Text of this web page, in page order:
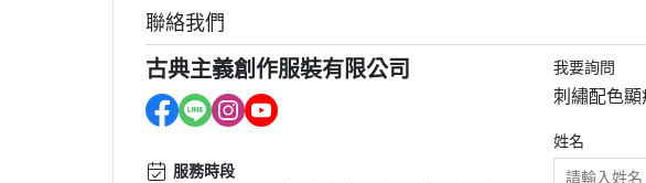
聯絡我們
古典主義創作服裝有限公司
服務時段
我要詢問
刺繡配色顯
姓名